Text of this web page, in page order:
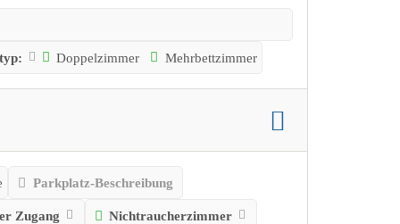
Doppelzimmer Mehrbettzimmer
Parkplatz-Beschreibung
Zugang Nichtraucherzimmer